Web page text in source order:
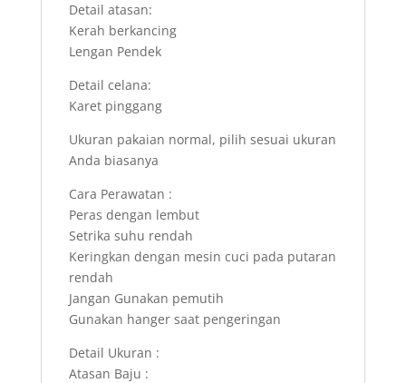
Detail atasan:
Kerah berkancing
Lengan Pendek
Detail celana:
Karet pinggang
Ukuran pakaian normal, pilih sesuai ukuran
Anda biasanya
Cara Perawatan :
Peras dengan lembut
Setrika suhu rendah
Keringkan dengan mesin cuci pada putaran
rendah
Jangan Gunakan pemutih
Gunakan hanger saat pengeringan
Detail Ukuran :
Atasan Baju :